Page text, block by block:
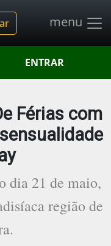
menu
ENTRAR
Férias com
dia 21 de maio,
região de